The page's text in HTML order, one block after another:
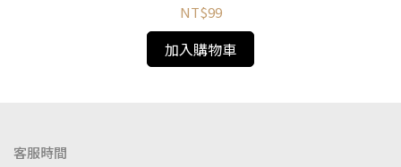
NT$99
加入購物車
客服時間